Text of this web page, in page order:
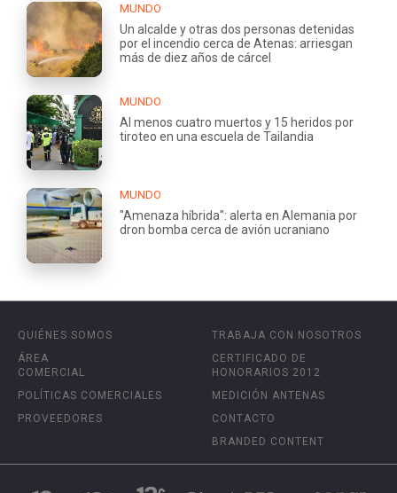
MUNDO
Un alcalde y otras dos personas detenidas
por el incendio cerca de Atenas: arriesgan
más de diez años de cárcel
MUNDO
Al menos cuatro muertos y 15 heridos por
tiroteo en una escuela de Tailandia
MUNDO
"Amenaza híbrida": alerta en Alemania por
dron bomba cerca de avión ucraniano
QUIÉNES SOMOS
ÁREA
COMERCIAL
POLÍTICAS COMERCIALES
PROVEEDORES
TRABAJA CON NOSOTROS
CERTIFICADO DE
HONORARIOS 2012
MEDICIÓN ANTENAS
CONTACTO
BRANDED CONTENT